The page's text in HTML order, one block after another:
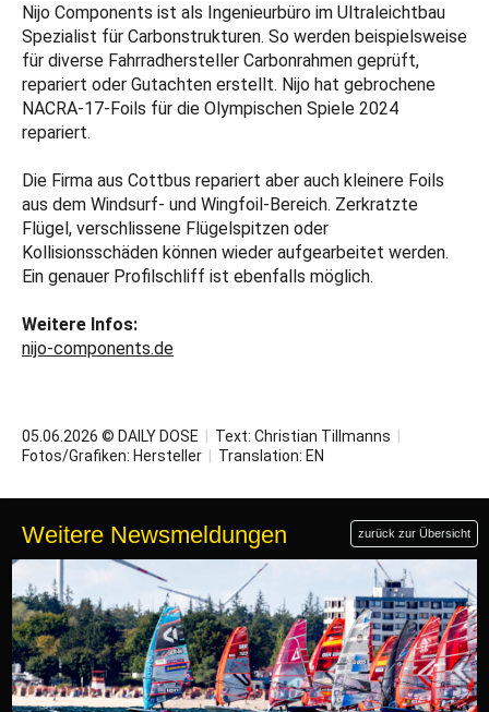
Nijo Components ist als Ingenieurbüro im Ultraleichtbau
Spezialist für Carbonstrukturen. So werden beispielsweise
für diverse Fahrradhersteller Carbonrahmen geprüft,
repariert oder Gutachten erstellt. Nijo hat gebrochene
NACRA-17-Foils für die Olympischen Spiele 2024
repariert.
Die Firma aus Cottbus repariert aber auch kleinere Foils
aus dem Windsurf- und Wingfoil-Bereich. Zerkratzte
Flügel, verschlissene Flügelspitzen oder
Kollisionsschäden können wieder aufgearbeitet werden.
Ein genauer Profilschliff ist ebenfalls möglich.
Weitere Infos:
nijo-components.de
05.06.2026 © DAILY DOSE Text: Christian Tillmanns
Fotos/Grafiken: Hersteller
Translation: EN
Weitere Newsmeldungen zurück zur Übersicht